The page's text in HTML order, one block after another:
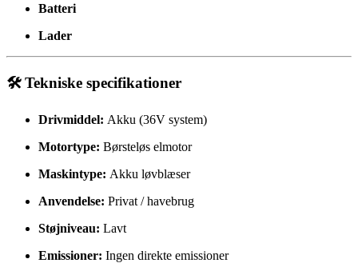
Batteri
Lader
🛠️ Tekniske specifikationer
Drivmiddel: Akku (36V system)
Motortype: Børsteløs elmotor
Maskintype: Akku løvblæser
Anvendelse: Privat / havebrug
Støjniveau: Lavt
Emissioner: Ingen direkte emissioner